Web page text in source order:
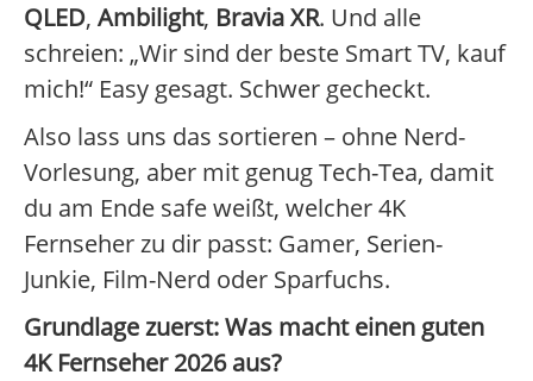
QLED, Ambilight, Bravia XR. Und alle
schreien: „Wir sind der beste Smart TV, kauf
mich!“ Easy gesagt. Schwer gecheckt.
Also lass uns das sortieren – ohne Nerd-
Vorlesung, aber mit genug Tech-Tea, damit
du am Ende safe weißt, welcher 4K
Fernseher zu dir passt: Gamer, Serien-
Junkie, Film-Nerd oder Sparfuchs.
Grundlage zuerst: Was macht einen guten
4K Fernseher 2026 aus?